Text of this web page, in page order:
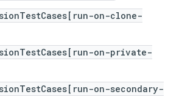
on-clone-
on-private-
on-secondary-